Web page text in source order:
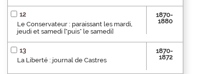
12
Le Conservateur : paraissant les mardi,
jeudi et samedi ["puis" le samedi]
1870-
1880
13
La Liberté : journal de Castres
1870-
1872